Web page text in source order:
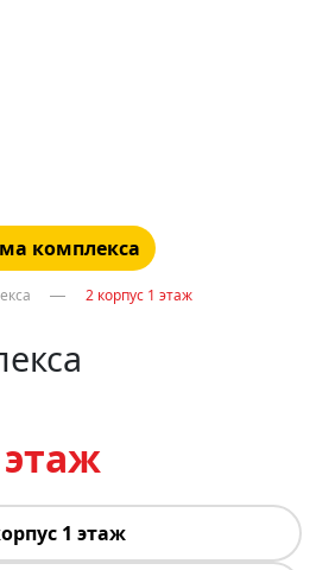
комплекса
2 корпус 1 этаж
этаж
1 этаж